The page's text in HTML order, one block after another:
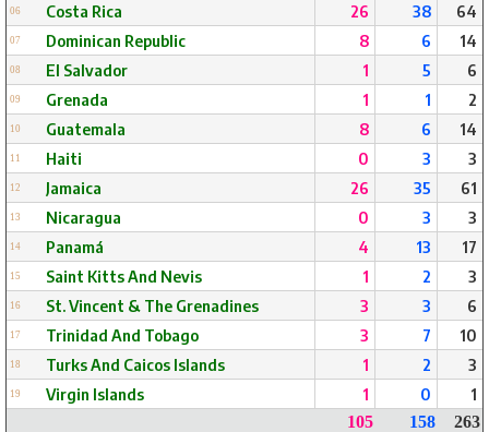
06 Costa Rica 26 38 64
07 Dominican Republic 8 6 14
08 El Salvador 1 5 6
09 Grenada 1 1 2
10 Guatemala 8 6 14
11 Haiti 0 3 3
12 Jamaica 26 35 61
13 Nicaragua 0 3 3
14 Panamá 4 13 17
15 Saint Kitts And Nevis 1 2 3
16 St. Vincent & The Grenadines 3 3 6
17 Trinidad And Tobago 3 7 10
18 Turks And Caicos Islands 1 2 3
19 Virgin Islands 1 0 1
105 158 263